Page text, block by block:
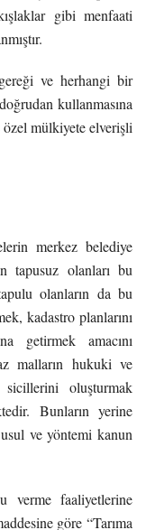
gibi menfaati
ve herhangi bir
kullanmasına
özel mülkiyete elverişli
merkez belediye
tapusuz olanları bu
olanların da bu
kadastro planlarını
getirmek amacını
malların hukuki ve
sicillerini oluşturmak
Bunların yerine
ve yöntemi kanun
verme faaliyetlerine
göre “Tarıma